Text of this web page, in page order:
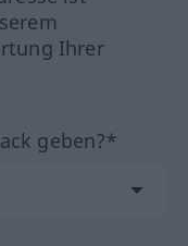
Ihrer
geben?*